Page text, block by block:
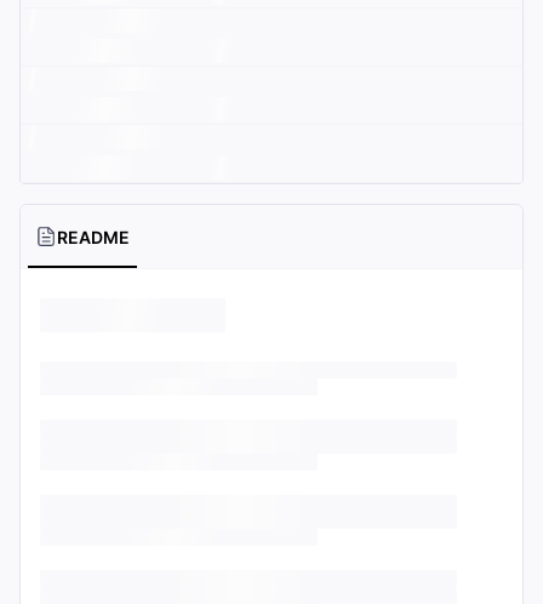
README